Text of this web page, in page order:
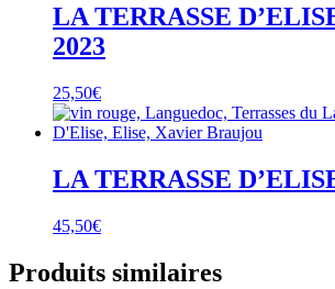
LA TERRASSE
2023
25,50€
LA TERRASSE
45,50€
Produits similaires